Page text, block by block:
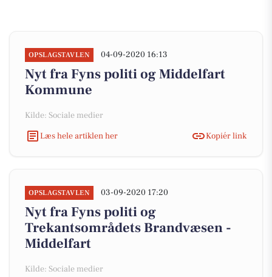
OPSLAGSTAVLEN 04-09-2020 16:13
Nyt fra Fyns politi og Middelfart
Kommune
Kilde: Sociale medier
Læs hele artiklen her
Kopiér link
OPSLAGSTAVLEN 03-09-2020 17:20
Nyt fra Fyns politi og
Trekantsområdets Brandvæsen -
Middelfart
Kilde: Sociale medier